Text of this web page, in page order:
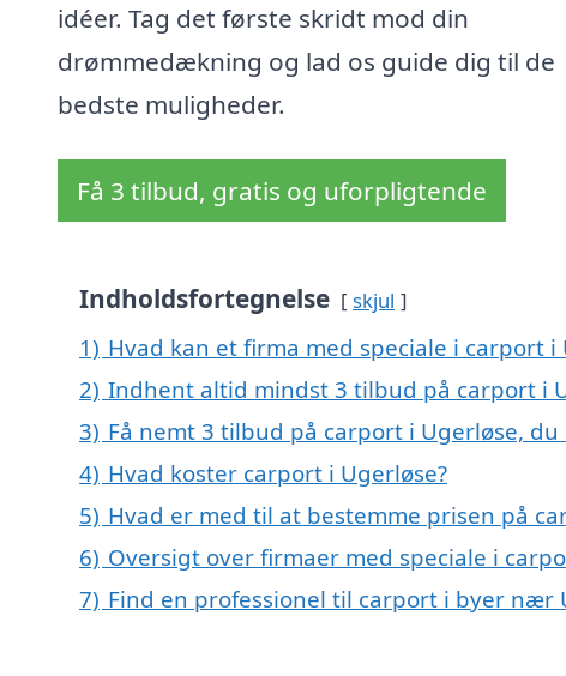
idéer. Tag det første skridt mod din
drømmedækning og lad os guide dig til de
bedste muligheder.
Få 3 tilbud, gratis og uforpligtende
Indholdsfortegnelse skjul
1) Hvad kan et firma med speciale i carport
2) Indhent altid mindst 3 tilbud på carport i
3) Få nemt 3 tilbud på carport i Ugerløse,
4) Hvad koster carport i Ugerløse?
5) Hvad er med til at bestemme prisen på
6) Oversigt over firmaer med speciale i
7) Find en professionel til carport i byer nær